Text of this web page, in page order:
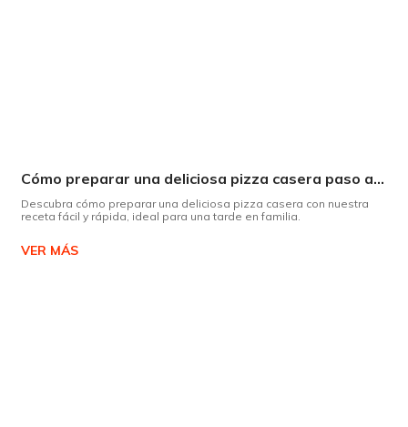
Cómo preparar una deliciosa pizza casera paso a paso
Descubra cómo preparar una deliciosa pizza casera con nuestra
receta fácil y rápida, ideal para una tarde en familia.
VER MÁS